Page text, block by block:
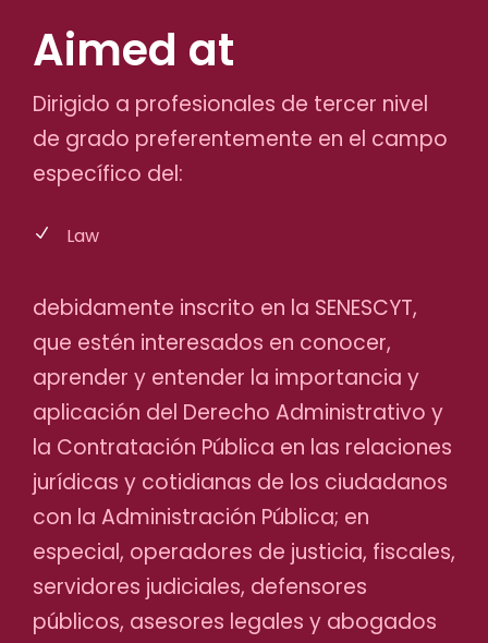
Aimed at
Dirigido a profesionales de tercer nivel
de grado preferentemente en el campo
específico del:
Law
debidamente inscrito en la SENESCYT,
que estén interesados en conocer,
aprender y entender la importancia y
aplicación del Derecho Administrativo y
la Contratación Pública en las relaciones
jurídicas y cotidianas de los ciudadanos
con la Administración Pública; en
especial, operadores de justicia, fiscales,
servidores judiciales, defensores
públicos, asesores legales y abogados